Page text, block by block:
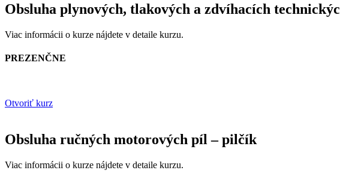
Obsluha plynových, tlakových a zdvíhacích
Viac informácii o kurze nájdete v detaile kurzu.
PREZENČNE
Otvoriť kurz
Obsluha ručných motorových píl – pilčík
Viac informácii o kurze nájdete v detaile kurzu.